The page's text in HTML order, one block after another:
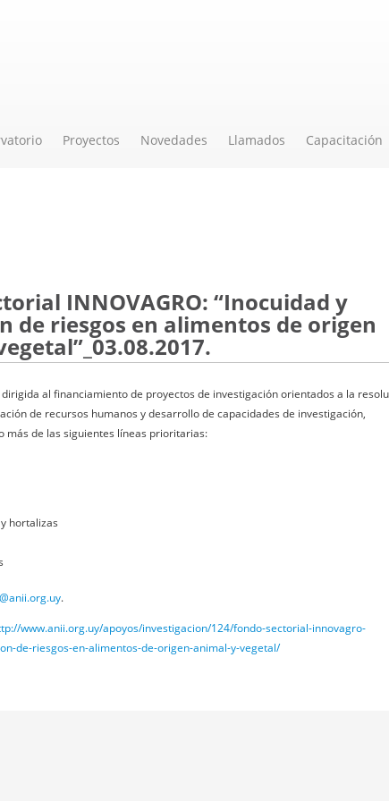
Proyectos Novedades Llamados Capacitación
INNOVAGRO: “Inocuidad y
de riesgos en alimentos de origen
al financiamiento de proyectos de investigación orientados a la
de recursos humanos y desarrollo de capacidades de investigación,
más de las siguientes líneas prioritarias:
hortalizas
.
www.anii.org.uy/apoyos/investigacion/124/fondo-sectorial-innovagro-
de-riesgos-en-alimentos-de-origen-animal-y-vegetal/